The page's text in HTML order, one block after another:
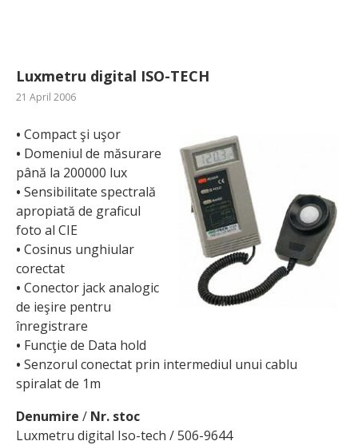
Luxmetru digital ISO-TECH
21 April 2006
• Compact şi uşor
• Domeniul de măsurare
până la 200000 lux
• Sensibilitate spectrală
apropiată de graficul
foto al CIE
• Cosinus unghiular
corectat
• Conector jack analogic
de ieşire pentru
înregistrare
• Funcţie de Data hold
• Senzorul conectat prin intermediul unui cablu
spiralat de 1m
Denumire / Nr. stoc
Luxmetru digital Iso-tech / 506-9644